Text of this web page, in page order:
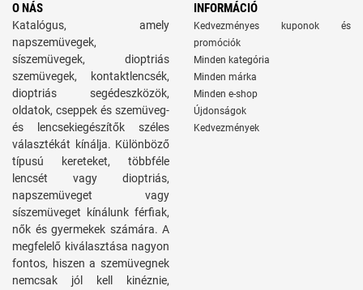
O NÁS
Katalógus, amely
napszemüvegek,
síszemüvegek, dioptriás
szemüvegek, kontaktlencsék,
dioptriás segédeszközök,
oldatok, cseppek és szemüveg-
és lencsekiegészítők széles
választékát kínálja. Különböző
típusú kereteket, többféle
lencsét vagy dioptriás,
napszemüveget vagy
síszemüveget kínálunk férfiak,
nők és gyermekek számára. A
megfelelő kiválasztása nagyon
fontos, hiszen a szemüvegnek
nemcsak jól kell kinéznie,
INFORMÁCIÓ
Kedvezményes kuponok és
promóciók
Minden kategória
Minden márka
Minden e-shop
Újdonságok
Kedvezmények